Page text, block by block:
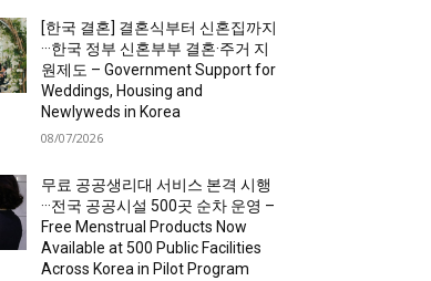
[한국 결혼] 결혼식부터 신혼집까지
···한국 정부 신혼부부 결혼·주거 지
원제도 – Government Support for
Weddings, Housing and
Newlyweds in Korea
08/07/2026
무료 공공생리대 서비스 본격 시행
···전국 공공시설 500곳 순차 운영 –
Free Menstrual Products Now
Available at 500 Public Facilities
Across Korea in Pilot Program